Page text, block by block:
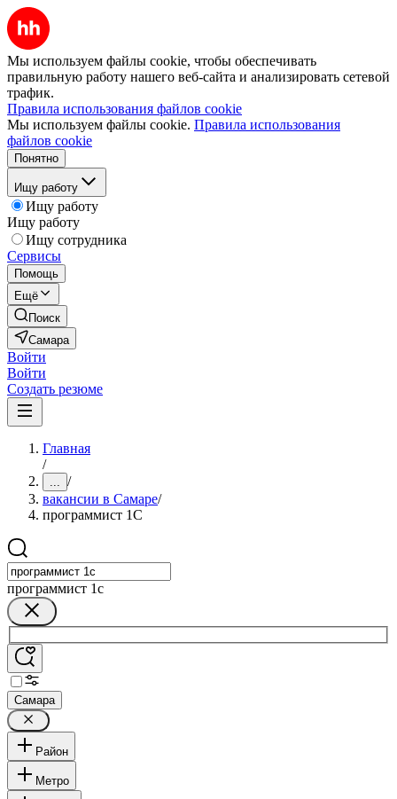
Мы используем файлы cookie, чтобы обеспечивать
правильную работу нашего веб-сайта и анализировать сетевой
трафик.
Правила использования файлов cookie
Мы используем файлы cookie. Правила использования
файлов cookie
Понятно
Ищу работу
Ищу работу
Ищу работу
Ищу сотрудника
Сервисы
Помощь
Ещё
Поиск
Самара
Войти
Войти
Создать резюме
Главная
/
... /
вакансии в Самаре/
программист 1C
программист 1c
Самара
Район
Метро